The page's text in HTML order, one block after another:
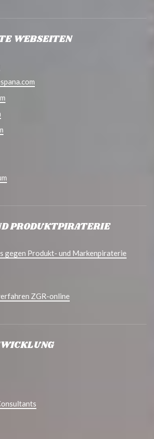
WEBSEITEN
PRODUKTPIRATERIE
gegen Produkt- und Markenpiraterie
ZGR-online